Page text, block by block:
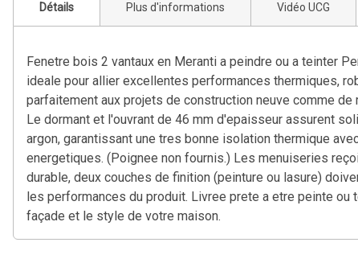
Détails Plus d'informations Vidéo UCG
Fenetre bois 2 vantaux en Meranti a peindre ou a teinter
ideale pour allier excellentes performances thermiques,
parfaitement aux projets de construction neuve comme
Le dormant et l'ouvrant de 46 mm d'epaisseur assurent
argon, garantissant une tres bonne isolation thermique
energetiques. (Poignee non fournis.) Les menuiseries
durable, deux couches de finition (peinture ou lasure)
les performances du produit. Livree prete a etre peinte
façade et le style de votre maison.